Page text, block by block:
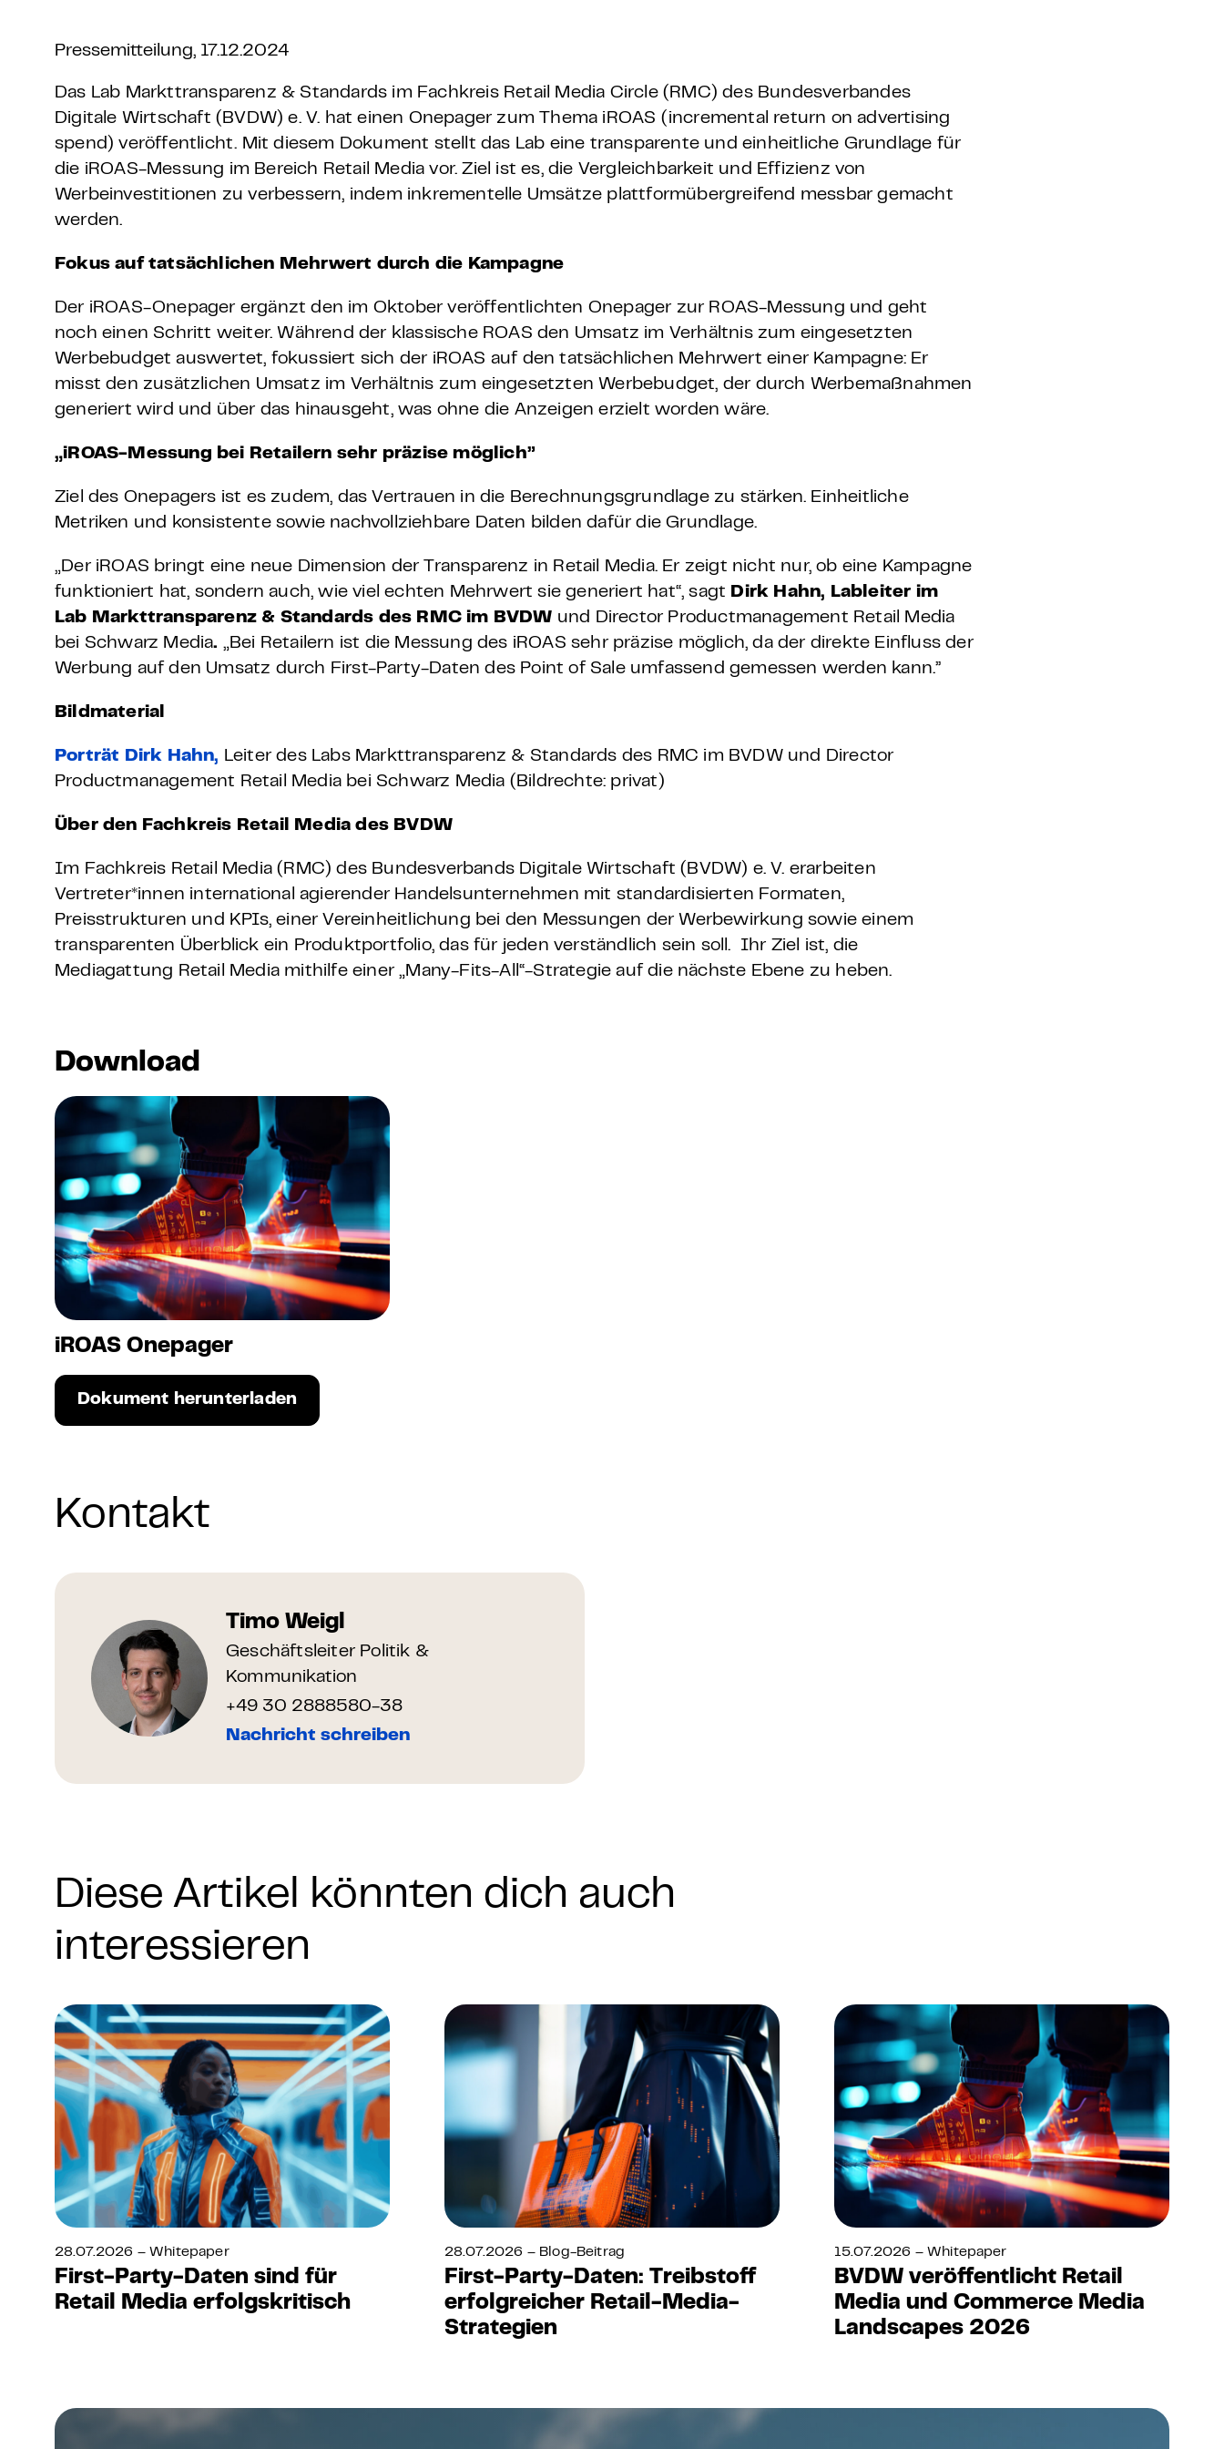
Product Design Bootcamp
Product Management Bootcamp
Pressemitteilung, 17.12.2024
Das Lab Markttransparenz & Standards im Fachkreis Retail Media Circle (RMC) des Bundesverbandes
Digitale Wirtschaft (BVDW) e. V. hat einen Onepager zum Thema iROAS (incremental return on advertising
spend) veröffentlicht. Mit diesem Dokument stellt das Lab eine transparente und einheitliche Grundlage für
die iROAS-Messung im Bereich Retail Media vor. Ziel ist es, die Vergleichbarkeit und Effizienz von
Werbeinvestitionen zu verbessern, indem inkrementelle Umsätze plattformübergreifend messbar gemacht
werden.
Fokus auf tatsächlichen Mehrwert durch die Kampagne
Der iROAS-Onepager ergänzt den im Oktober veröffentlichten Onepager zur ROAS-Messung und geht
noch einen Schritt weiter. Während der klassische ROAS den Umsatz im Verhältnis zum eingesetzten
Werbebudget auswertet, fokussiert sich der iROAS auf den tatsächlichen Mehrwert einer Kampagne: Er
misst den zusätzlichen Umsatz im Verhältnis zum eingesetzten Werbebudget, der durch Werbemaßnahmen
generiert wird und über das hinausgeht, was ohne die Anzeigen erzielt worden wäre.
„iROAS-Messung bei Retailern sehr präzise möglich”
Ziel des Onepagers ist es zudem, das Vertrauen in die Berechnungsgrundlage zu stärken. Einheitliche
Metriken und konsistente sowie nachvollziehbare Daten bilden dafür die Grundlage.
„Der iROAS bringt eine neue Dimension der Transparenz in Retail Media. Er zeigt nicht nur, ob eine Kampagne
funktioniert hat, sondern auch, wie viel echten Mehrwert sie generiert hat“, sagt Dirk Hahn, Lableiter im
Lab Markttransparenz & Standards des RMC im BVDW und Director Productmanagement Retail Media
bei Schwarz Media. „Bei Retailern ist die Messung des iROAS sehr präzise möglich, da der direkte Einfluss der
Werbung auf den Umsatz durch First-Party-Daten des Point of Sale umfassend gemessen werden kann.”
Bildmaterial
Porträt Dirk Hahn, Leiter des Labs Markttransparenz & Standards des RMC im BVDW und Director
Productmanagement Retail Media bei Schwarz Media (Bildrechte: privat)
Über den Fachkreis Retail Media des BVDW
Im Fachkreis Retail Media (RMC) des Bundesverbands Digitale Wirtschaft (BVDW) e. V. erarbeiten
Vertreter*innen international agierender Handelsunternehmen mit standardisierten Formaten,
Preisstrukturen und KPIs, einer Vereinheitlichung bei den Messungen der Werbewirkung sowie einem
transparenten Überblick ein Produktportfolio, das für jeden verständlich sein soll. Ihr Ziel ist, die
Mediagattung Retail Media mithilfe einer„Many-Fits-All“-Strategie auf die nächste Ebene zu heben.
Download
iROAS Onepager
Dokument herunterladen
Kontakt
Timo Weigl
Geschäftsleiter Politik &
Kommunikation
+49 30 2888580-38
Nachricht schreiben
Diese Artikel könnten dich auch
interessieren
28.07.2026 – Whitepaper
First-Party-Daten sind für
Retail Media erfolgskritisch
28.07.2026 – Blog-Beitrag
First-Party-Daten: Treibstoff
erfolgreicher Retail-Media-
Strategien
15.07.2026 – Whitepaper
BVDW veröffentlicht Retail
Media und Commerce Media
Landscapes 2026